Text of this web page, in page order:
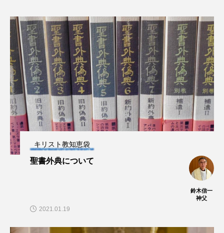
キリスト教知恵袋
聖書外典について
鈴木信一
神父
2021.01.19